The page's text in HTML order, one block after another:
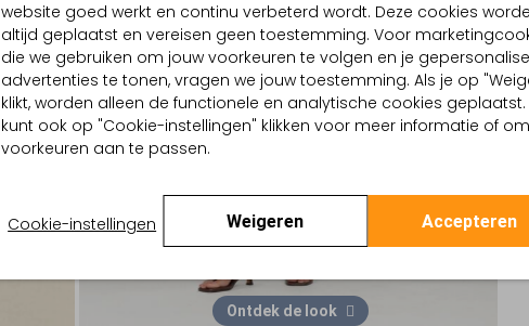
website goed werkt en continu verbeterd wordt. Deze cookies
altijd geplaatst en vereisen geen toestemming. Voor
die we gebruiken om jouw voorkeuren te volgen en je
advertenties te tonen, vragen we jouw toestemming. Als je op
klikt, worden alleen de functionele en analytische cookies geplaatst.
kunt ook op "Cookie-instellingen" klikken voor meer informatie of
voorkeuren aan te passen.
Cookie-instellingen Weigeren Accepteren
Ontdek de look